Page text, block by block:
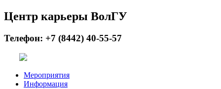
Центр карьеры ВолГУ
Телефон: +7 (8442) 40-55-57
Мероприятия
Информация